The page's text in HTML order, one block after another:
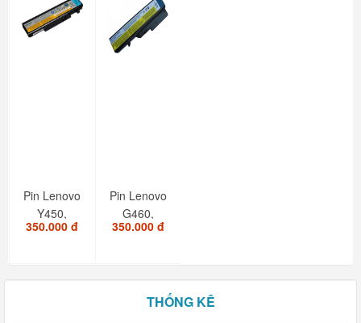
Pin Lenovo
Y450,
Y550. PN :
350.000 đ
Pin Lenovo
G460,
B460,
350.000 đ
THỐNG KÊ